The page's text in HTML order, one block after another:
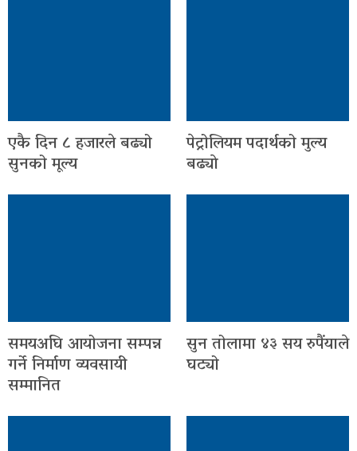
एकै दिन ८ हजारले बढ्यो
सुनको मूल्य
पेट्रोलियम पदार्थको मुल्य
बढ्याे
समयअघि आयोजना सम्पन्न
गर्ने निर्माण व्यवसायी
सम्मानित
सुन तोलामा ४३ सय रुपैंयाले
घट्यो